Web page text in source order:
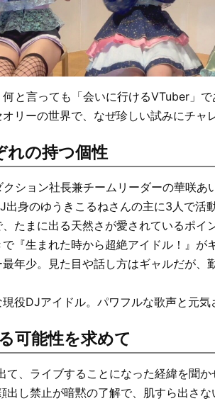
と言っても「会いに行けるVTuber」で
リーの世界で、なぜ珍しい試みにチャ
れの持つ個性
ション社長兼チームリーダーの華咲あ
身のゆうきこるねさんの主に3人で活
たまに出る天然さが愛されているポイン
『生まれた時から超絶アイドル！』が
年少。見た目や話し方はギャルだが、
役DJアイドル。パワフルな歌声と元気
可能性を求めて
、ライブすることになった経緯を聞か
出し禁止が暗黙の了解で、肌すら出さ